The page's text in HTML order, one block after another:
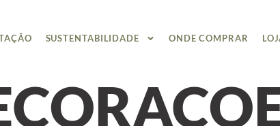
SUSTENTABILIDADE ONDE COMPRAR